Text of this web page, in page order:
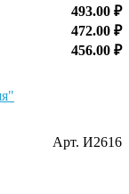
493.00 ₽
472.00 ₽
456.00 ₽
Арт. И2616